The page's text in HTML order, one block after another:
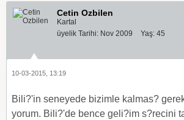
Cetin Ozbilen
Kartal
üyelik Tarihi: Nov 2009 Yaş: 45
10-03-2015, 13:19
Bili?'in seneyede bizimle kalmas?
yorum. Bili?'de bence geli?im s?recini